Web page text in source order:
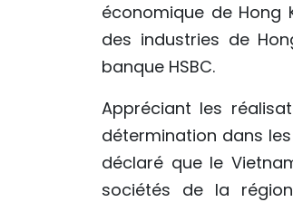
économique de Hong
des industries de
banque HSBC.
Appréciant les
détermination dans
déclaré que le
sociétés de la